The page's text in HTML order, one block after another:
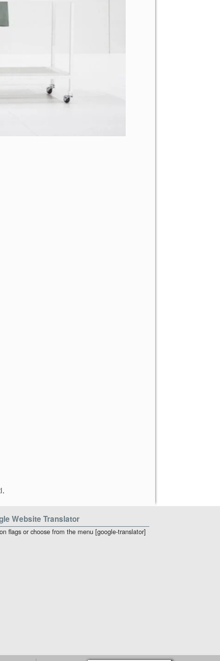
.
Website Translator
flags or choose from the menu [google-translator]